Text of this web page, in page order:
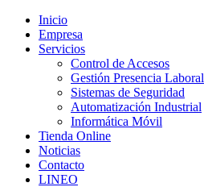
Inicio
Empresa
Servicios
Control de Accesos
Gestión Presencia Laboral
Sistemas de Seguridad
Automatización Industrial
Informática Móvil
Tienda Online
Noticias
Contacto
LINEO